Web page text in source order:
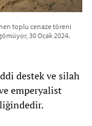
toplu cenaze töreni
30 Ocak 2024.
destek ve silah
emperyalist